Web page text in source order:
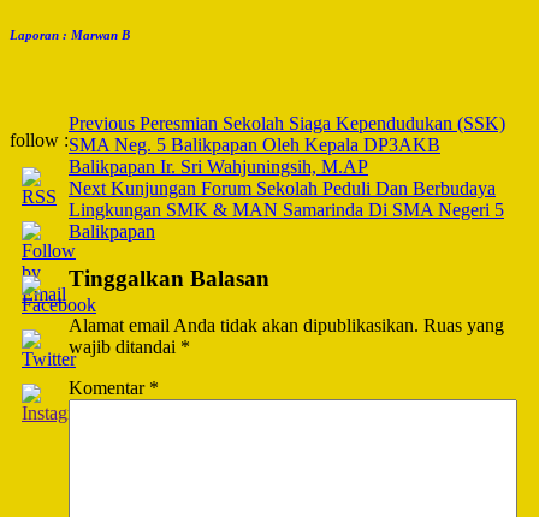
Laporan : Marwan B
follow :
Post
Navigation
Previous Peresmian Sekolah Siaga Kependudukan (SSK)
SMA Neg. 5 Balikpapan Oleh Kepala DP3AKB
Balikpapan Ir. Sri Wahjuningsih, M.AP
Next Kunjungan Forum Sekolah Peduli Dan Berbudaya
Lingkungan SMK & MAN Samarinda Di SMA Negeri 5
Balikpapan
Tinggalkan Balasan
Alamat email Anda tidak akan dipublikasikan. Ruas yang
wajib ditandai *
Komentar *